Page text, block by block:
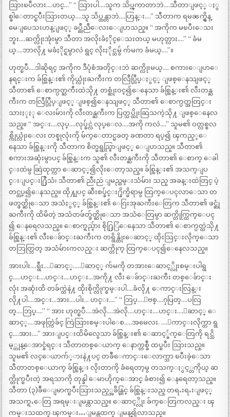
သြားၿပီလား….ဟင္…” “ သြားပါ….သူက သိပ္ၾကာတာဘဲ….သီတာျဖင့္ ႏွ
စ္ခါေတာင္ၿပီးသြားတယ္….သူ သိပ္ထန္တာဘဲ….ဟြန္း….” သီတာက ရမၼက္ရွိန္
မေျပေသးဟန္ျဖင့္ ခပ္ညဳညဳေလးေျပာသည္။ “ အကိုက မၿပီးေသး
ဘူး….ဆက္လိုးအုံးမွာ သီတာ အလိုးခံႏိုင္ေသးတယ္ မဟုတ္လား….” “ ခံမ
ယ္….ဘာလို႔ မခံႏိုင္ရမွာလဲ ရွင္ လိုးႏိုင္သမွ် က်မက ခံမယ္….”။
ဟုတ္ၿပီ….ဒါဆိုရင္ အကိုက ဒီပုံစံအတိုင္းဘဲ ဆက္လိုးမယ္…. စကားေျပာေ
နရင္းက ခ်စ္ထြန္း၏ ကိုယ္လုံးႀကီးက တလြဳပ္လြဳပ္ႏွင့္ ျဖစ္ေနသျဖင့္
သီတာ၏ ေစာက္ပတ္ႀကီးထဲသို႔ တစ္ဆုံးဝင္၍ေနေသာ ခ်စ္ထြန္း၏ လီးတန္ႀ
ကီးက တလြဳပ္လြဳပ္ျဖင့္ ျဖစ္၍ေနသျဖင့္ သီတာ၏ ေစာက္ပတ္အတြင္း
သားႏုႏု ေလးမ်ားကို လီးတန္ႀကီးက ပြတ္သပ္ထိုးဆြသကဲ့သို႔ ျဖစ္ေနေလ
သည္။ “ အင္း….လုပ္….လုပ္ခ်င္လဲ လုပ္ေလ….အကို ကလဲ….” သူမ၏ ဝတ္လစ္စလ
စ္ကိုယ္လုံးေလး တစ္ခုလုံးကို မ်က္ေတာင္မခတ္ ခဏတာ ရပ္၍ ၾကည့္ေ
နေသာ ခ်စ္ထြန္းကို သီတာက စိတ္မရွည္စြာျဖင့္ ေျပာသည္။ သီတာ၏
စကားအဆုံးမွာပင္ ခ်စ္ထြန္းက သူ၏ လီးတန္ႀကီးကို သီတာ၏ ေစာက္ ေခါ
င္းထဲမွ ဆြဲထုတ္ကာ ေဆာင့္၍လိုးေတာ့သည္။ ခ်စ္ထြန္း၏ အသက္ျပ
င္းျပင္း႐ြဳသံ၊ သီတာ၏ ညီးညဴ ျမည္တမ္းသံမ်ား သည္ အခန္းထဲတြင္ ပဲ့
တင္ထပ္၍ေနသည္။ ထို႔ျပင္ ဆီးစပ္ခ်င္း႐ိုက္မိရာမွ ထြက္ေပၚလာေသာ တ
ဖတ္ဖတ္ဆိုေသာ အသံႏွင့္ ခ်စ္ထြန္း၏ ေဂြးအုႀကီးေတြက သီတာ၏ ဖင္ဆုံ
ႀကီးကို ထိမိတဲ့ အသံတဖ်တ္ဖ်တ္ဆိုေသာ အသံေတြမွာ ဆက္တိုက္ထြက္ေပၚ
၍ ေနရေလသည္။ ေစာက္ရည္မ်ား စို႐ြြဲေနေသာ သီတာ၏ ေစာက္ပတ္ထဲသို႔
ခ်စ္ထြန္း၏ လီးေခ်ာင္းႀကီးက တရွိန္ထိုးေဆာင့္ ထိုးသြင္းလိုက္ေသာ
တဘြတ္ဘြတ္ အသံမ်ားကလည္း ဆက္တိုက္ ထြက္ေပၚ၍ေနေလသည္။
အားပါး….ရွီး….ေဆာင့္…..ေဆာင့္ က်မကို တအားေဆာင့္လိုးစမ္းပါရွ
င္…..ဟင္း….ဟင္း….ဟင္း…အကို႔ လီး ေခ်ာင္းႀကီး တစ္ေခ်ာင္း
လုံး အဆုံးထိ တခ်က္ထဲနဲ႔ ထိုးစိုက္လိုက္စမ္းပါ….ခံလို႔ ေကာင္းလြန္း
လို႔ပါ….အင္း…အား….ပါး… ဟင္း….” “ ဘြပ္….ျဗစ္….ႁပြတ္….ပလြ
တ္….ဘြပ္….” “ အား ဟုတ္ၿပီ….အဲလို….အဲလို….ဟင္း….ဟင္း….ေဆာင့္ ေ
ဆာင့္….အဖုတ္ကြဲခ်င္ ကြဲသြားစမ္းပါေစ…..အမေလး. ….ေကာင္းလိုက္တာ ရွ
င္….အား….” အားျပင္းထိမိလွေသာ ခ်စ္ထြန္း၏ ေဆာင့္ခ်က္ေတြကို ရင္သိ
မ့္တုန္ေအာင္ခံရင္း သီတာတစ္ေယာက္ ေနာက္တစ္ခ်ီ ထပ္ၿပီး သြားသည္။
သူမ၏ လင္ေယာက်္ားနဲ႔ပင္ တခ်ီေကာင္းေလာက္သာ ၿပီးခဲ့ေသာ
သီတာတစ္ေယာက္ ခ်စ္ထြန္း လိုးတာကို ခံရေတာ့မွ တသက္ႏွင့္တကိုယ္ ဆ
က္တိုက္ၿပီးတဲ့ အရသာကို တုန္ခါ ေမာဟိုက္ေအာင္ ခံစား၍ ေနရေတာ့သည္။
သီတာ (၃)ခ်ီေျမာက္ၿပီးသြားသည့္အခ်ိန္တြင္ ခ်စ္ထြန္းသည္ တရႉးရႉးျဖင့္
အသက္ရႉေတြ အရမ္းျမန္လာသည္။ ေဆာင့္လိုး ခ်က္ေတြကလည္း ၾ
ကမ္းသထက္ ၾကမ္း…ျမန္သထက္ ျမန္၍လာသည္။